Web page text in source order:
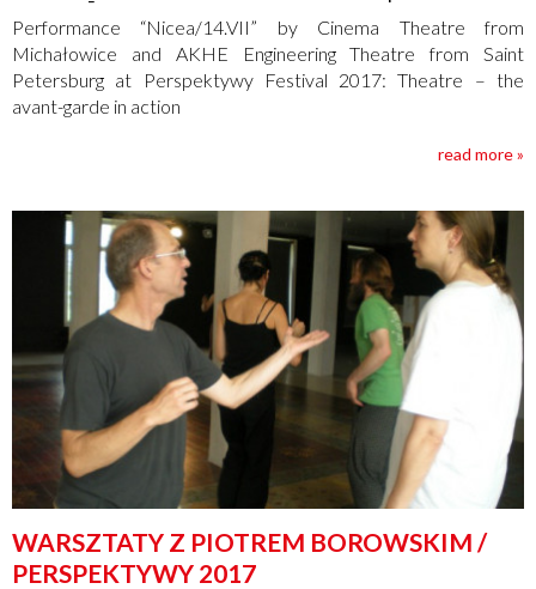
Performance “Nicea/14.VII” by Cinema Theatre from
Michałowice and AKHE Engineering Theatre from Saint
Petersburg at Perspektywy Festival 2017: Theatre – the
avant-garde in action
read more »
WARSZTATY Z PIOTREM BOROWSKIM /
PERSPEKTYWY 2017